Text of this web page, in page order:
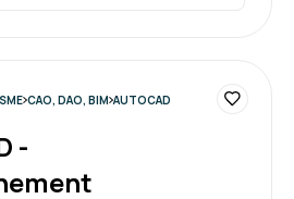
CAO, DAO, BIM AUTOCAD
-